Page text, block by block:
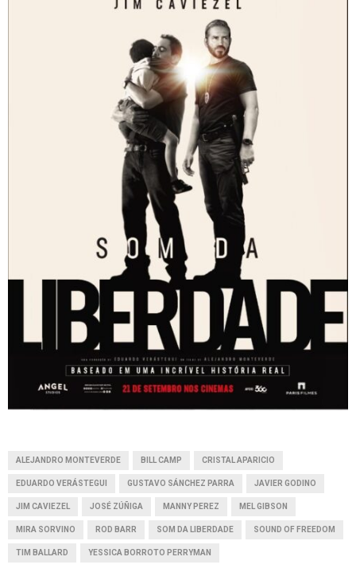
ALEJANDRO MONTEVERDE BILL CAMP CRISTAL APARICIO
EDUARDO VERÁSTEGUI GUSTAVO SÁNCHEZ PARRA JAVIER GODINO
JIM CAVIEZEL JOSÉ ZÚÑIGA MANNY PEREZ MEL GIBSON
MIRA SORVINO ROD BARR SOM DA LIBERDADE SOUND OF FREEDOM
TIM BALLARD YESSICA BORROTO PERRYMAN